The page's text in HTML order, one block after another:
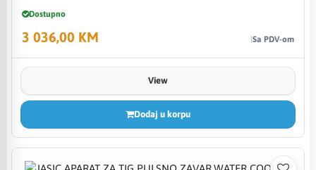
Dostupno
3 036,00 KM Sa PDV-om
View
Dodaj u korpu